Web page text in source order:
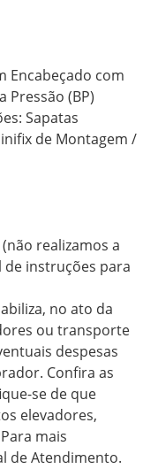
Encabeçado com
Pressão (BP)
Sapatas
de Montagem /
realizamos a
de instruções para
no ato da
ou transporte
despesas
Confira as
se de que
elevadores,
mais
de Atendimento.